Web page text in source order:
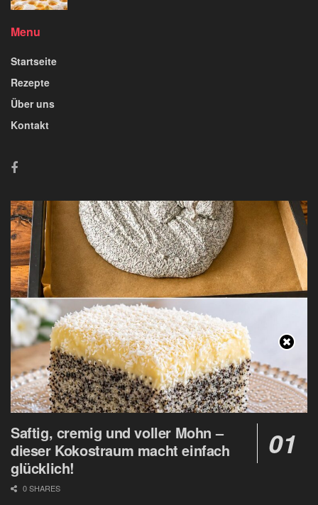
Menu
Startseite
Rezepte
Über uns
Kontakt
Saftig, cremig und voller Mohn –
dieser Kokostraum macht einfach
glücklich!
0 SHARES